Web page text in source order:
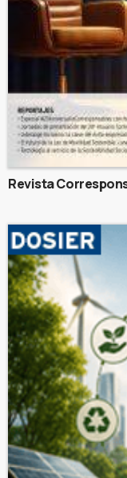
Revista